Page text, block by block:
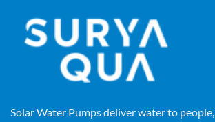
Solar Water Pumps deliver water to people,